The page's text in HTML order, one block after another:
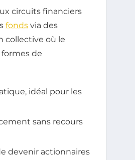
circuits financiers
fonds via des
collective où le
de
idéal pour les
sans recours
devenir actionnaires